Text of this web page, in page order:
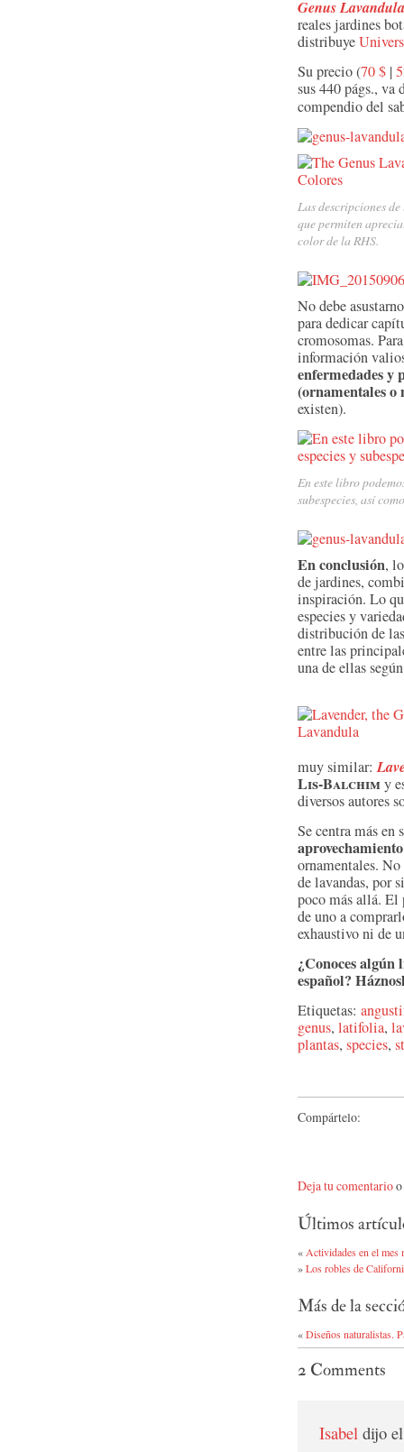
Genus Lavandula
reales jardines
distribuye
Su precio (70 $ |
sus 440 págs., va
compendio del
Las descripciones
que permiten
color de la RHS.
No debe
para dedicar
cromosomas.
información
enfermedades y
(ornamentales
existen).
En este libro
subespecies, así
En conclusión,
de jardines,
inspiración. Lo
especies y
distribución de
entre las
una de ellas
muy similar:
Lis-Balchimy
diversos autores
Se centra más en
aprovechamiento
ornamentales.
de lavandas, por
poco más allá. El
de uno a
exhaustivo ni de
¿Conoces algún
español?
Etiquetas:
genus, latifolia,
plantas, species,
Compártelo:
Deja tu comentario
Últimos
« Actividades en el mes
»Los robles de
Más de la
«Diseños naturalistas.
2 Comments
Isabel dijo